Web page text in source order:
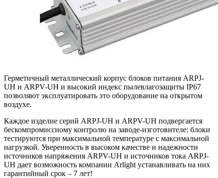
Герметичный металлический корпус блоков питания ARPJ-
UH и ARPV-UH и высокий индекс пылевлагозащиты IP67
позволяют эксплуатировать это оборудование на открытом
воздухе.
Каждое изделие серий ARPJ-UH и ARPV-UH подвергается
бескомпромиссному контролю на заводе-изготовителе: блоки
тестируются при максимальной температуре с максимальной
нагрузкой. Уверенность в высоком качестве и надежности
источников напряжения ARPV-UH и источников тока ARPJ-
UH дает возможность компании Arlight устанавливать на них
гарантийный срок – 7 лет!